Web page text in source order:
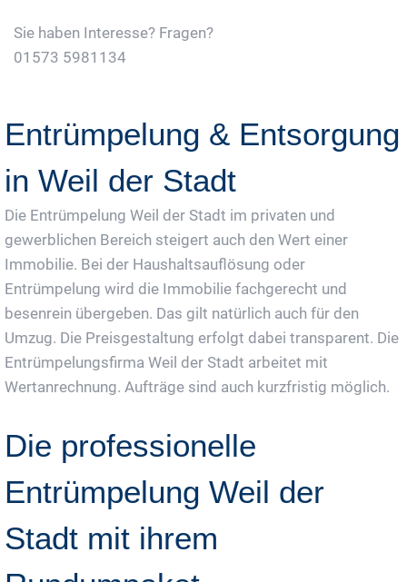
Sie haben Interesse? Fragen?
01573 5981134
Entrümpelung & Entsorgung
in Weil der Stadt
Die Entrümpelung Weil der Stadt im privaten und
gewerblichen Bereich steigert auch den Wert einer
Immobilie. Bei der Haushaltsauflösung oder
Entrümpelung wird die Immobilie fachgerecht und
besenrein übergeben. Das gilt natürlich auch für den
Umzug. Die Preisgestaltung erfolgt dabei transparent. Die
Entrümpelungsfirma Weil der Stadt arbeitet mit
Wertanrechnung. Aufträge sind auch kurzfristig möglich.
Die professionelle
Entrümpelung Weil der
Stadt mit ihrem